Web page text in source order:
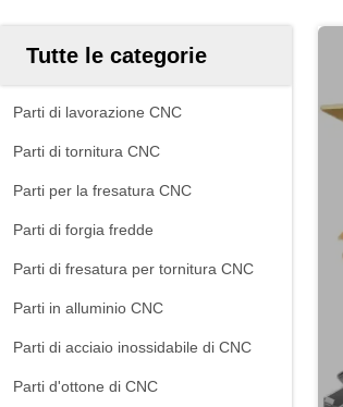
Tutte le categorie
Parti di lavorazione CNC
Parti di tornitura CNC
Parti per la fresatura CNC
Parti di forgia fredde
Parti di fresatura per tornitura CNC
Parti in alluminio CNC
Parti di acciaio inossidabile di CNC
Parti d'ottone di CNC